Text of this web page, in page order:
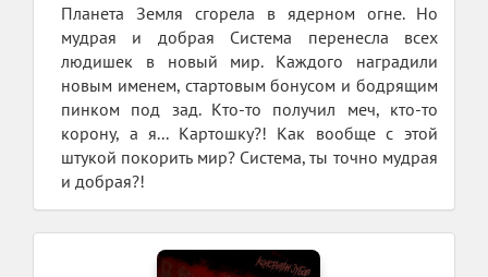
Планета Земля сгорела в ядерном огне. Но
мудрая и добрая Система перенесла всех
людишек в новый мир. Каждого наградили
новым именем, стартовым бонусом и бодрящим
пинком под зад. Кто-то получил меч, кто-то
корону, а я... Картошку?! Как вообще с этой
штукой покорить мир? Система, ты точно мудрая
и добрая?!